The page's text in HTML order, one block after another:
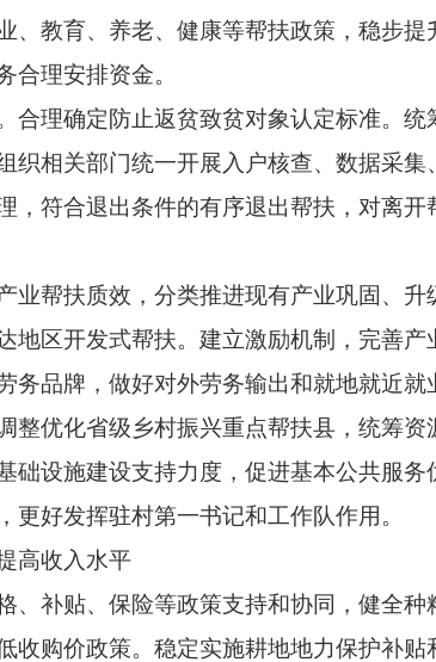
、教育、养老、健康等帮扶政策，稳步提
合理安排资金。
理确定防止返贫致贫对象认定标准。统
织相关部门统一开展入户核查、数据采
，符合退出条件的有序退出帮扶，对离
帮扶质效，分类推进现有产业巩固、升
地区开发式帮扶。建立激励机制，完善产
品牌，做好对外劳务输出和就地就近就
优化省级乡村振兴重点帮扶县，统筹资
础设施建设支持力度，促进基本公共服
好发挥驻村第一书记和工作队作用。
高收入水平
补贴、保险等政策支持和协同，健全种
收购价政策。稳定实施耕地地力保护补